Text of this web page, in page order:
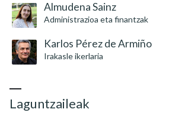
Almudena Sainz
Administrazioa eta finantzak
Karlos Pérez de Armiño
Irakasle ikerlaria
Laguntzaileak